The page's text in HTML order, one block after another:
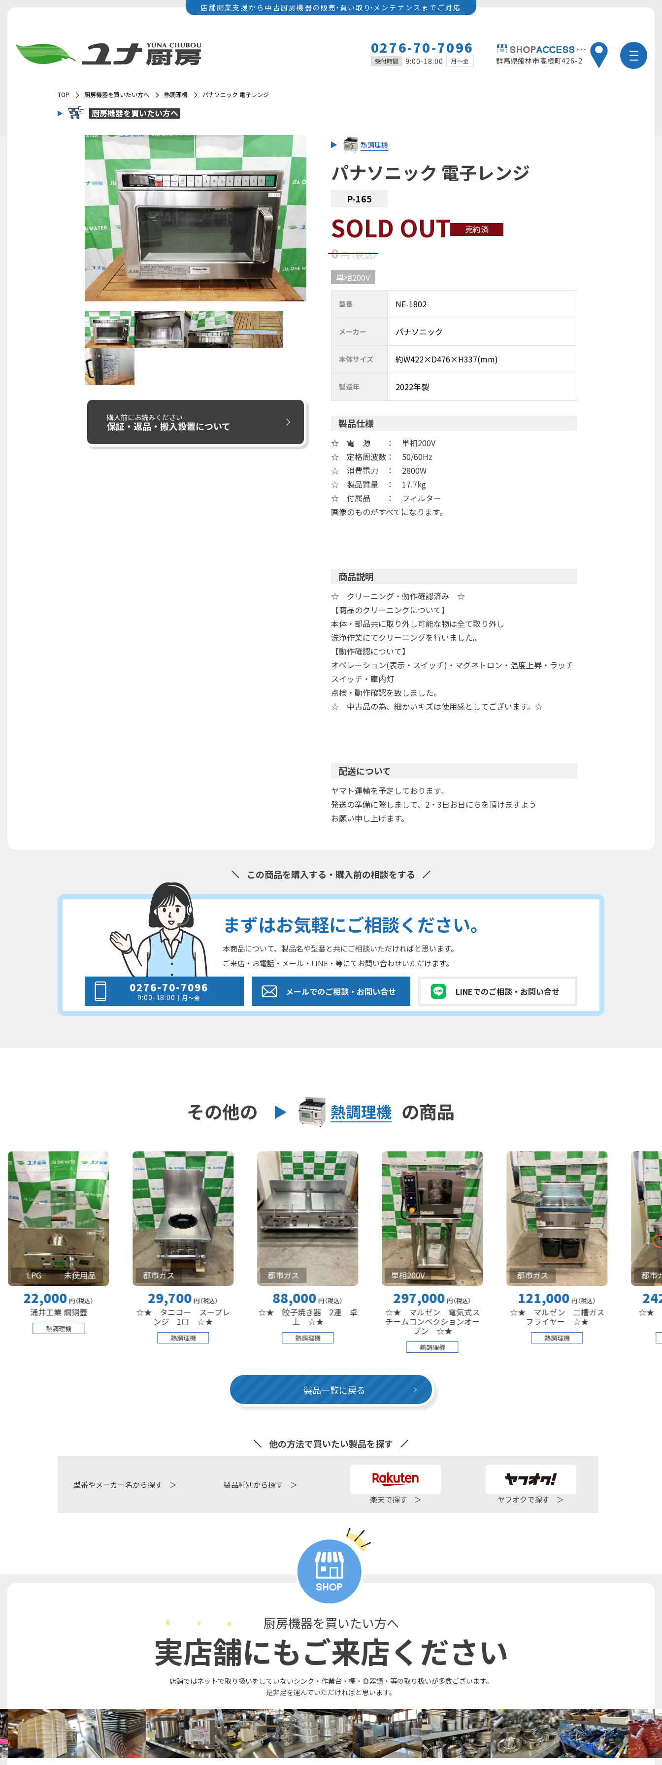
店舗開業支援から中古厨房機器の 販売・ 買い取 り・メンテナンスまでご対応
0276-70-7096
受付時間 9:00-18:00 月～金 群馬県館林市高根町426-2
TOP 厨房機器を買いたい方へ 熱調理機 パナソニック 電子レンジ
厨房機器を買いたい方へ
購入前にお読みください
保証・返品・搬入設置について
熱調理機
パナソニック 電子レンジ
P-165
SOLD OUT 売約済
0円（税込）
単相200V
型番 NE-1802
メーカー パナソニック
本体サイズ 約W422×D476×H337(mm)
製造年 2022年製
製品仕様
☆ 電 源 ： 単相200V
☆ 定格周波数： 50/60Hz
☆ 消費電力 ： 2800W
☆ 製品質量 ： 17.7kg
☆ 付属品 ： フィルター
画像のものがすべてになります。
商品説明
☆ クリーニング・動作確認済み ☆
【商品のクリーニングについて】
本体・部品共に取り外し可能な物は全て取り外し
洗浄作業にてクリーニングを行いました。
【動作確認について】
オペレーション(表示・スイッチ)・マグネトロン・温度上昇・ラッチ
スイッチ・庫内灯
点検・動作確認を致しました。
☆ 中古品の為、細かいキズは使用感としてございます。☆
配送について
ヤマト運輸を予定しております。
発送の準備に際しまして、2・3日お日にちを頂けますよう
お願い申し上げます。
この商品を購入する・購入前の相談をする
まずはお気軽にご相談ください。
本商品について、製品名や型番と共にご相談いただければと思います。
ご来店・お電話・メール・LINE・等にてお問い合わせいただけます。
0276-70-7096
9:00-18:00 ｜月～金
メールでのご相談 ・お問い合せ LINEでのご相談 ・お問い合せ
その他の 熱調理機 の商品
未使用品
円（税込）
井工業 燗銅壺
29,700 円（税込）
☆★ タニコー スープレ
ンジ 1口 ☆★
都市ガス
88,000 円（税込）
☆★ 餃子焼き器 2連 卓
単相200V
297,000 円（税込）
☆★ マルゼン 電気式ス
チームコンベクションオー
ブン ☆★
都市ガス
121,000 円（税込）
☆★ マルゼン 二槽ガス
フライヤー ☆★
都市ガス
242,000
☆★ 富士工
製品一覧に戻る
他の方法で買いたい製品を探す
型番やメーカー名から探す ＞
製品種別から探す ＞
楽天で探す ＞
ヤフオクで探す ＞
厨房機器を買いたい方へ
実店舗にもご来店ください
店舗ではネットで取り扱いをしていないシンク・作業台・棚・食器類・等の取り扱いが多数ございます。
是非足を運んでいただければと思います。